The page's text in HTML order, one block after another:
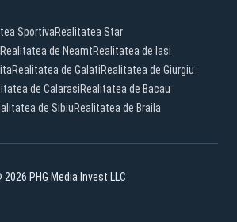
SportivaRealitatea Star
Realitatea de NeamtRealitatea de Iasi
Realitatea de GalatiRealitatea de Giurgiu
de CalarasiRealitatea de Bacau
de SibiuRealitatea de Braila
PHG Media Invest LLC